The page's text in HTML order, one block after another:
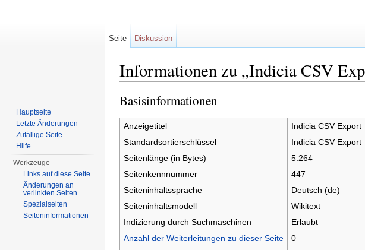
Informationen zu „Indicia CSV
Basisinformationen
Anzeigetitel
Indicia CSV Export
Standardsortierschlüssel
Indicia CSV Export
Seitenlänge (in Bytes)
5.264
Seitenkennnummer
447
Seiteninhaltssprache
Deutsch (de)
Seiteninhaltsmodell
Wikitext
Indizierung durch Suchmaschinen
Erlaubt
Anzahl der Weiterleitungen zu dieser Seite
0
Seite Diskussion
Hauptseite
Letzte Änderungen
Zufällige Seite
Hilfe
Werkzeuge
Links auf diese Seite
Änderungen an
verlinkten Seiten
Spezialseiten
Seiten­informationen